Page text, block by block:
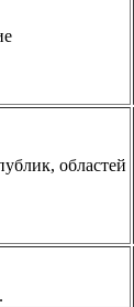
областей